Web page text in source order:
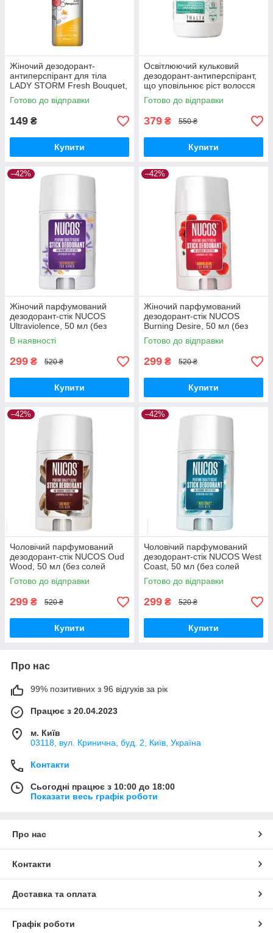
Жіночий дезодорант-
антиперспірант для тіла
LADY STORM Fresh Bouquet,
150 мл
Готово до відправки
149 ₴
Купити
Освітлюючий кульковий
дезодорант-антиперспірант,
що уповільнює ріст волосся
THALIA "Потрійний ефект",
50 мл (без солей алюмінію)
Готово до відправки
379 ₴ 550 ₴
Купити
–42%
Жіночий парфумований
дезодорант-стік NUCOS
Ultraviolence, 50 мл (без
солей алюмінію)
В наявності
299 ₴ 520 ₴
Купити
–42%
Жіночий парфумований
дезодорант-стік NUCOS
Burning Desire, 50 мл (без
солей алюмінію)
Готово до відправки
299 ₴ 520 ₴
Купити
–42%
Чоловічий парфумований
дезодорант-стік NUCOS Oud
Wood, 50 мл (без солей
алюмінію)
Готово до відправки
299 ₴ 520 ₴
Купити
–42%
Чоловічий парфумований
дезодорант-стік NUCOS West
Coast, 50 мл (без солей
алюмінію)
Готово до відправки
299 ₴ 520 ₴
Купити
Про нас
99% позитивних з 96 відгуків за рік
Працює з 20.04.2023
м. Київ
03118, вул. Кринична, буд. 2, Київ, Україна
Контакти
Сьогодні працює з 10:00 до 18:00
Показати весь графік роботи
Про нас
Контакти
Доставка та оплата
Графік роботи